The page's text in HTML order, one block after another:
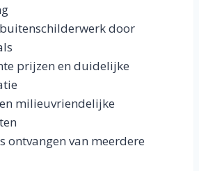
door
prijzen en duidelijke
milieuvriendelijke
ontvangen van meerdere